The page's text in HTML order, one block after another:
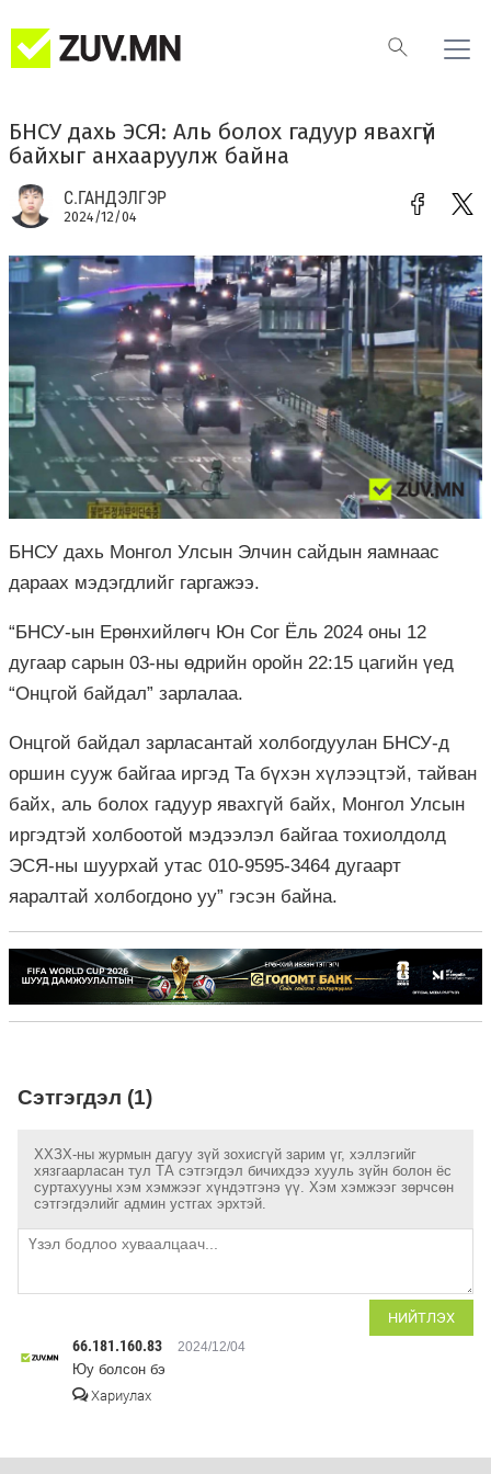
БНСУ дахь ЭСЯ: Аль болох гадуур явахгүй
байхыг анхааруулж байна
С.ГАНДЭЛГЭР
2024/12/04
БНСУ дахь Монгол Улсын Элчин сайдын яамнаас
дараах мэдэгдлийг гаргажээ.
“БНСУ-ын Ерөнхийлөгч Юн Сог Ёль 2024 оны 12
дугаар сарын 03-ны өдрийн оройн 22:15 цагийн үед
“Онцгой байдал” зарлалаа.
Онцгой байдал зарласантай холбогдуулан БНСУ-д
оршин сууж байгаа иргэд Та бүхэн хүлээцтэй, тайван
байх, аль болох гадуур явахгүй байх, Монгол Улсын
иргэдтэй холбоотой мэдээлэл байгаа тохиолдолд
ЭСЯ-ны шуурхай утас 010-9595-3464 дугаарт
яаралтай холбогдоно уу” гэсэн байна.
Сэтгэгдэл (1)
ХХЗХ-ны журмын дагуу зүй зохисгүй зарим үг, хэллэгийг
хязгаарласан тул ТА сэтгэгдэл бичихдээ хууль зүйн болон ёс
суртахууны хэм хэмжээг хүндэтгэнэ үү. Хэм хэмжээг зөрчсөн
сэтгэгдэлийг админ устгах эрхтэй.
НИЙТЛЭХ
66.181.160.83 2024/12/04
Юу болсон бэ
Хариулах